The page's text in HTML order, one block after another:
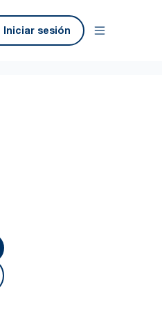
Iniciar sesión